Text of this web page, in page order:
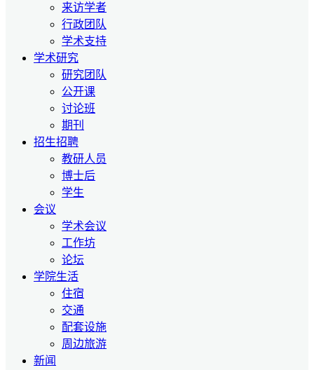
来访学者
行政团队
学术支持
学术研究
研究团队
公开课
讨论班
期刊
招生招聘
教研人员
博士后
学生
会议
学术会议
工作坊
论坛
学院生活
住宿
交通
配套设施
周边旅游
新闻